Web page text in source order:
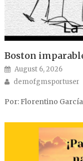
Boston
Posted on
August 6, 2026
Author
demofgmsportuser
Por: Florentino